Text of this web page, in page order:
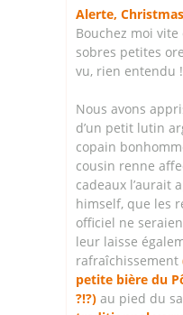
Alerte,
Bouchez moi
sobres petites
vu, rien entendu !
Nous avons
d’un petit lutin
copain
cousin renne
cadeaux l’aurait
himself, que les
officiel ne
leur laisse
rafraîchissement
petite bière du
?!?) au pied du